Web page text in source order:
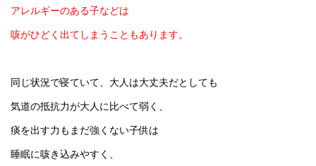
アレルギーのある子などは
咳がひどく出てしまうこともあります。
同じ状況で寝ていて、大人は大丈夫だとしても
気道の抵抗力が大人に比べて弱く、
痰を出す力もまだ強くない子供は
睡眠に咳き込みやすく、